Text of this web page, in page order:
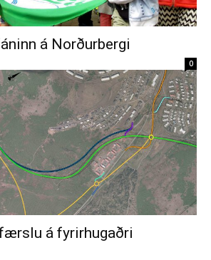
á Norðurbergi
0
á fyrirhugaðri